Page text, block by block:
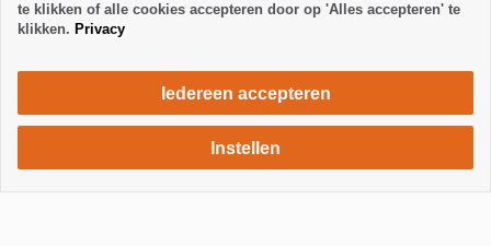
625 €/ week
te klikken of alle cookies accepteren door op 'Alles accepteren' te
klikken. Privacy
Iedereen accepteren
Instellen